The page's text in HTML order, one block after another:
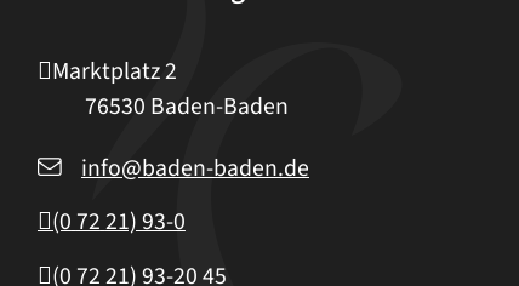
Marktplatz 2
76530 Baden-Baden
info@baden-baden.de
(07221) 93-0
(0 7221) 93-2045